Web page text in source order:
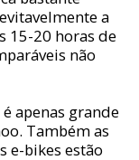
a
15-20 horas de
não
apenas grande
Também as
e-bikes estão